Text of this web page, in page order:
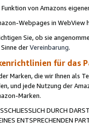
von Amazons
Webpages in WebView
Sie, ob sie
Sinne derVereinbarung.
für das
Marken, die wir Ihnen als
und jede Nutzung der
Marken.
DURCH
ENTSPRECHENDEN